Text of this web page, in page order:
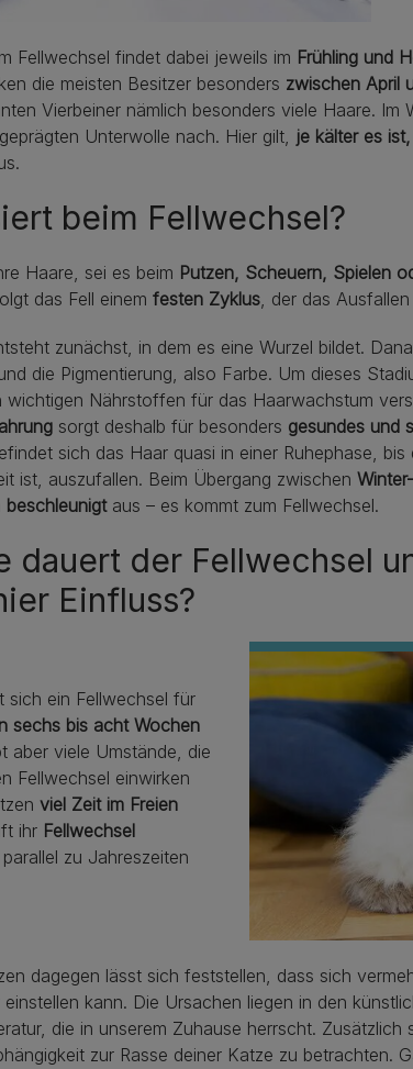
Fellwechsel findet dabei jeweils im Frühling und
die meisten Besitzer besonders zwischen April
Vierbeiner nämlich besonders viele Haare.
Unterwolle nach. Hier gilt, je kälter es
beim Fellwechsel?
Haare, sei es beim Putzen, Scheuern, Spielen
das Fell einem festen Zyklus, der das
zunächst, in dem es eine Wurzel bildet.
die Pigmentierung, also Farbe. Um dieses
wichtigen Nährstoffen für das Haarwachstum
sorgt deshalb für besonders gesundes und
sich das Haar quasi in einer Ruhephase,
ist, auszufallen. Beim Übergang zwischen
beschleunigtaus – es kommt zum Fellwechsel.
dauert der Fellwechsel
Einfluss?
sich ein Fellwechsel für
sechs bis acht Wochen
aber viele Umstände, die
Fellwechsel einwirken
viel Zeit im Freien
ihr Fellwechsel
zu Jahreszeiten
dagegen lässt sich feststellen, dass sich
kann. Die Ursachen liegen in den
die in unserem Zuhause herrscht. Zusätzlich
zur Rasse deiner Katze zu betrachten.